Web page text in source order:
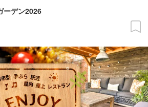
ーデン2026